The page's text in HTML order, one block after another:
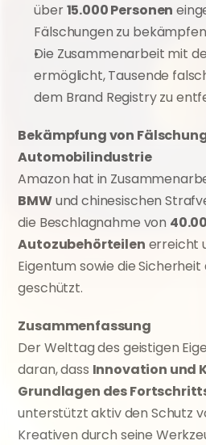
über 15.000 Personen
Fälschungen zu
Die Zusammenarbeit mit
ermöglicht, Tausende
dem Brand Registry zu
Bekämpfung von
Automobilindustrie
BMW und chinesischen
die Beschlagnahme von
Autozubehörteilen erreicht
Eigentum sowie die
geschützt.
Zusammenfassung
Der Welttag des geistigen
daran, dass Innovation und
Grundlagen des
unterstützt aktiv den Schutz
Kreativen durch seine